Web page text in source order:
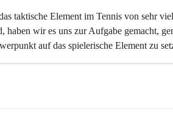
taktische Element im Tennis von sehr
haben wir es uns zur Aufgabe gemacht,
auf das spielerische Element zu